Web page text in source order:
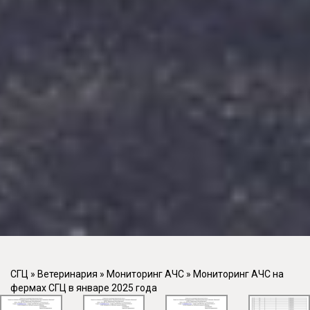
СГЦ » Ветеринария » Мониторинг АЧС » Мониторинг АЧС на
фермах СГЦ в январе 2025 года